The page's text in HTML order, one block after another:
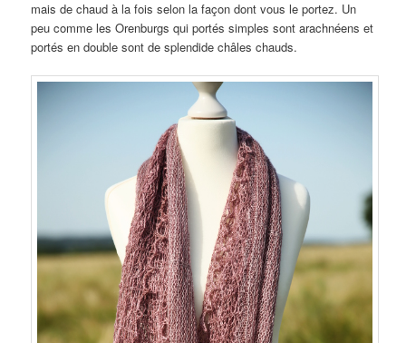
mais de chaud à la fois selon la façon dont vous le portez. Un
peu comme les Orenburgs qui portés simples sont arachnéens et
portés en double sont de splendide châles chauds.